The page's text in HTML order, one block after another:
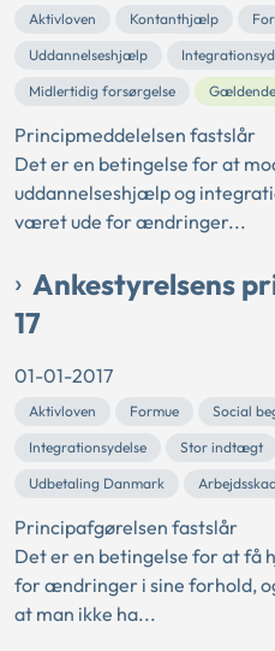
Aktivloven Kontanthjælp
Uddannelseshjælp
Midlertidig forsørgelse
Gældende
Principmeddelelsen fastslår
Det er en betingelse for at
uddannelseshjælp og
været ude for ændringer...
Ankestyrelsens
17
01-01-2017
Aktivloven Formue Social
Integrationsydelse
Stor indtægt
Udbetaling Danmark
Principafgørelsen fastslår
Det er en betingelse for at
for ændringer i sine forhold,
at man ikke ha...